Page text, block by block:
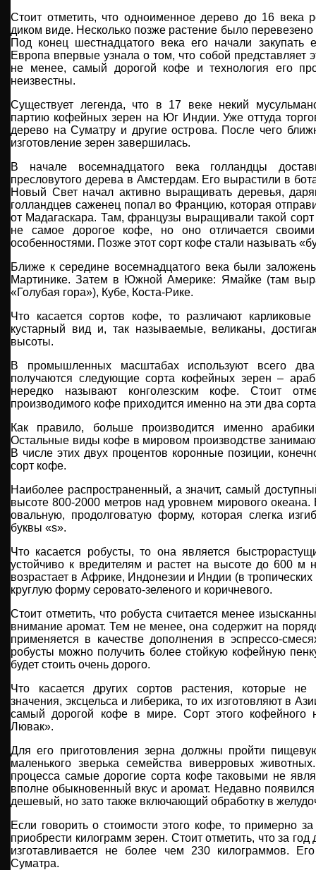
Стоит отметить, что одноименное дерево до 16 века
диком виде. Несколько позже растение было
Под конец шестнадцатого века его начали
Европа впервые узнала о том, что собой представляет
не менее, самый дорогой кофе и технология его
неизвестны.
Существует легенда, что в 17 веке некий
партию кофейных зерен на Юг Индии. Уже оттуда
дерево на Суматру и другие острова. После чего
изготовление зерен завершилась.
В начале восемнадцатого века голландцы
пресловутого дерева в Амстердам. Его вырастили в
Новый Свет начал активно выращивать деревья,
голландцев саженец попал во Францию, которая
от Мадагаскара. Там, французы выращивали такой
не самое дорогое кофе, но оно отличается
особенностями. Позже этот сорт кофе стали называть
Ближе к середине восемнадцатого века были
Мартинике. Затем в Южной Америке: Ямайке (там
«Голубая гора»), Кубе, Коста-Рике.
Что касается сортов кофе, то различают
кустарный вид и, так называемые, великаны,
высоты.
В промышленных масштабах используют всего
получаются следующие сорта кофейных зерен –
нередко называют конголезским кофе. Стоит
производимого кофе приходится именно на эти два
Как правило, больше производится именно
Остальные виды кофе в мировом производстве
В числе этих двух процентов коронные позиции,
сорт кофе.
Наиболее распространенный, а значит, самый
высоте 800-2000 метров над уровнем мирового океана.
овальную, продолговатую форму, которая слегка
буквы «s».
Что касается робусты, то она является
устойчиво к вредителям и растет на высоте до 600 м
возрастает в Африке, Индонезии и Индии (в
круглую форму серовато-зеленого и коричневого.
Стоит отметить, что робуста считается менее
внимание аромат. Тем не менее, она содержит на
применяется в качестве дополнения в эспрессо-
робусты можно получить более стойкую кофейную
будет стоить очень дорого.
Что касается других сортов растения, которые не
значения, эксцельса и либерика, то их изготовляют в
самый дорогой кофе в мире. Сорт этого кофейного
Лювак».
Для его приготовления зерна должны пройти
маленького зверька семейства виверровых
процесса самые дорогие сорта кофе таковыми не
вполне обыкновенный вкус и аромат. Недавно
дешевый, но зато также включающий обработку в
Если говорить о стоимости этого кофе, то примерно
приобрести килограмм зерен. Стоит отметить, что за
изготавливается не более чем 230 килограммов.
Суматра.